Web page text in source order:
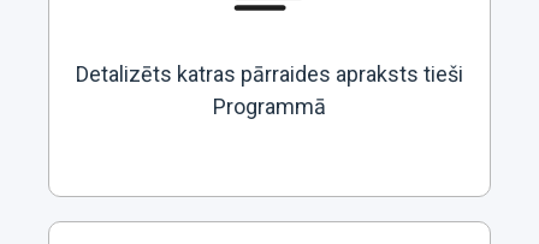
Detalizēts katras pārraides apraksts tieši
Programmā